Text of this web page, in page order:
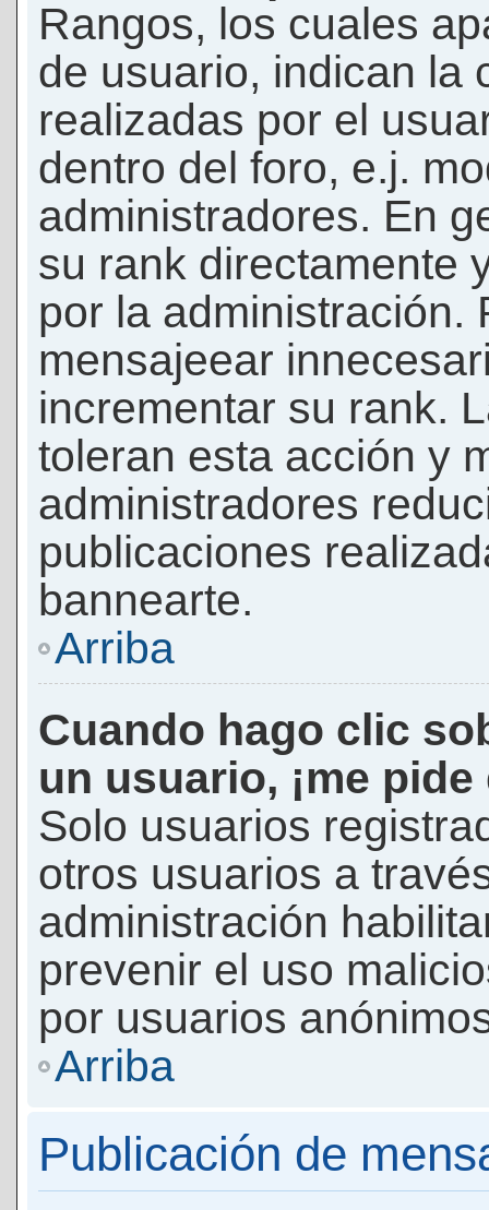
Rangos, los cuales
de usuario, indican la
realizadas por el
dentro del foro, e.j.
administradores. En
su rank directamente
por la administración.
mensajeear
incrementar su rank.
toleran esta acción y
administradores
publicaciones
bannearte.
Arriba
Cuando hago clic
un usuario, ¡me
Solo usuarios
otros usuarios a
administración
prevenir el uso
por usuarios
Arriba
Publicación de